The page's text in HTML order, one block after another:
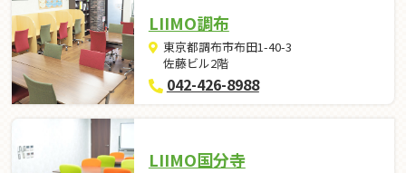
LIIMO調布
東京都調布市布田1-40-3
佐藤ビル2階
042-426-8988
LIIMO国分寺